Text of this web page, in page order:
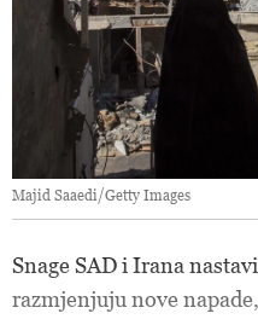
Majid Saaedi/Getty Images
Snage SAD i Irana
razmjenjuju nove